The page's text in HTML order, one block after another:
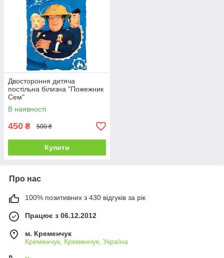
Двостороння дитяча
постільна білизна "Пожежник
Сем"
В наявності
450 ₴ 500 ₴
Купити
Про нас
100% позитивних з 430 відгуків за рік
Працює з 06.12.2012
м. Кременчук
Кременчук, Кременчук, Україна